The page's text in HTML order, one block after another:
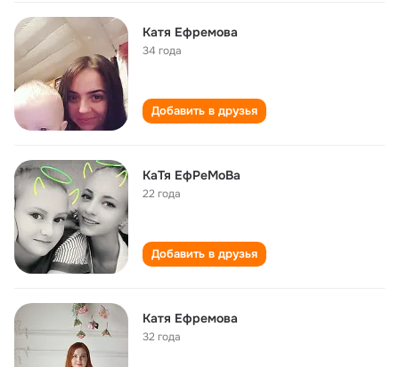
Катя Ефремова
34 года
Добавить в друзья
КаТя ЕфРеМоВа
22 года
Добавить в друзья
Катя Ефремова
32 года